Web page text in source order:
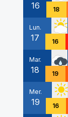
16 18
Lun.
17 16
Mar.
18 19
Mer.
19 16